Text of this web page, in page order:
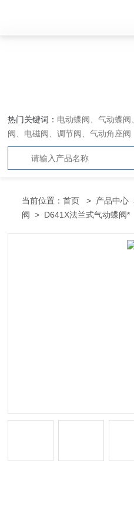
热门关键词： 电动蝶阀、气动蝶
阀、电磁阀、调节阀、气动角座阀
当前位置：首页 > 产品中心
阀 > D641X法兰式气动蝶阀*